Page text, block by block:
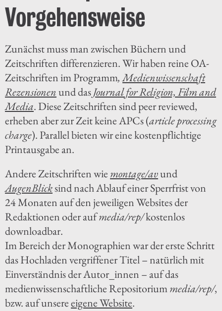
Vorgehensweise
Zunächst muss man zwischen Büchern und
Zeitschriften differenzieren. Wir haben reine OA-
Zeitschriften im Programm,Medienwissenschaft
Rezensionenund dasJournal for Religion, Film and
Media. Diese Zeitschriften sind peer reviewed,
erheben aber zur Zeit keine APCs (article processing
charge). Parallel bieten wir eine kostenpflichtige
Printausgabe an.
Andere Zeitschriften wie montage/avund
AugenBlicksind nach Ablauf einer Sperrfrist von
24 Monaten auf den jeweiligen Websites der
Redaktionen oder aufmedia/rep/kostenlos
downloadbar.
Im Bereich der Monographien war der erste Schritt
das Hochladen vergriffener Titel – natürlich mit
Einverständnis der Autor_innen – auf das
medienwissenschaftliche Repositoriummedia/rep/,
bzw. auf unsereeigene Website.